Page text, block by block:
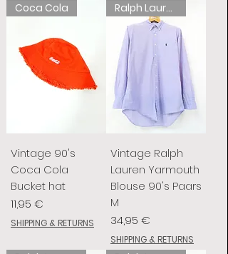
Coca Cola
Vintage 90's
Coca Cola
Bucket hat
Prix
11,95 €
SHIPPING & RETURNS
Ralph Lauren
Vintage Ralph
Lauren Yarmouth
Blouse 90's Paars
M
Prix
34,95 €
SHIPPING & RETURNS